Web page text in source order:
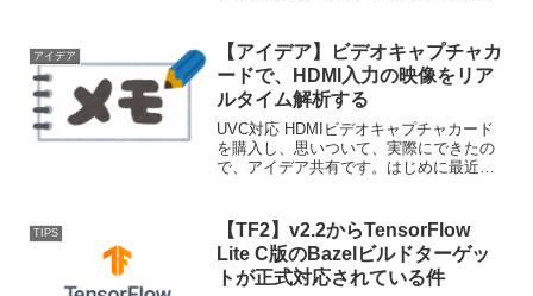
MobileNetなどのCNNモデルは、分類を行
う際の常套...
アイデア
【アイデア】ビデオキャプチャカ
ードで、HDMI入力の映像をリア
ルタイム解析する
UVC対応 HDMIビデオキャプチャカード
を購入し、思いついて、実際にできたの
で、アイデア共有です。はじめに最近、
が発売されています。キャプチャカード
で有名な、A...
TIPS
【TF2】v2.2からTensorFlow
Lite C版のBazelビルドターゲッ
トが正式対応されている件